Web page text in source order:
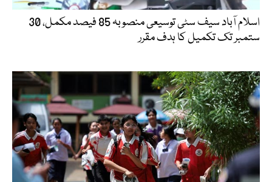
اسلام آباد سیف سٹی توسیعی منصوبہ 85 فیصد مکمل، 30
ستمبر تک تکمیل کا ہدف مقرر